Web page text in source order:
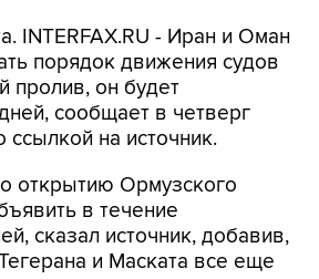
INTERFAX.RU - Иран и Оман
порядок движения судов
пролив, он будет
сообщает в четверг
ссылкой на источник.
открытию Ормузского
в течение
сказал источник, добавив,
и Маската все еще